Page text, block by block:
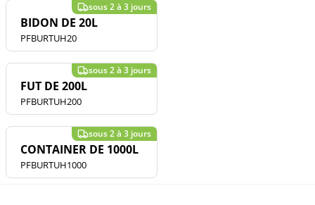
BIDON DE 20L
PFBURTUH20
FUT DE 200L
PFBURTUH200
CONTAINER DE 1000L
PFBURTUH1000